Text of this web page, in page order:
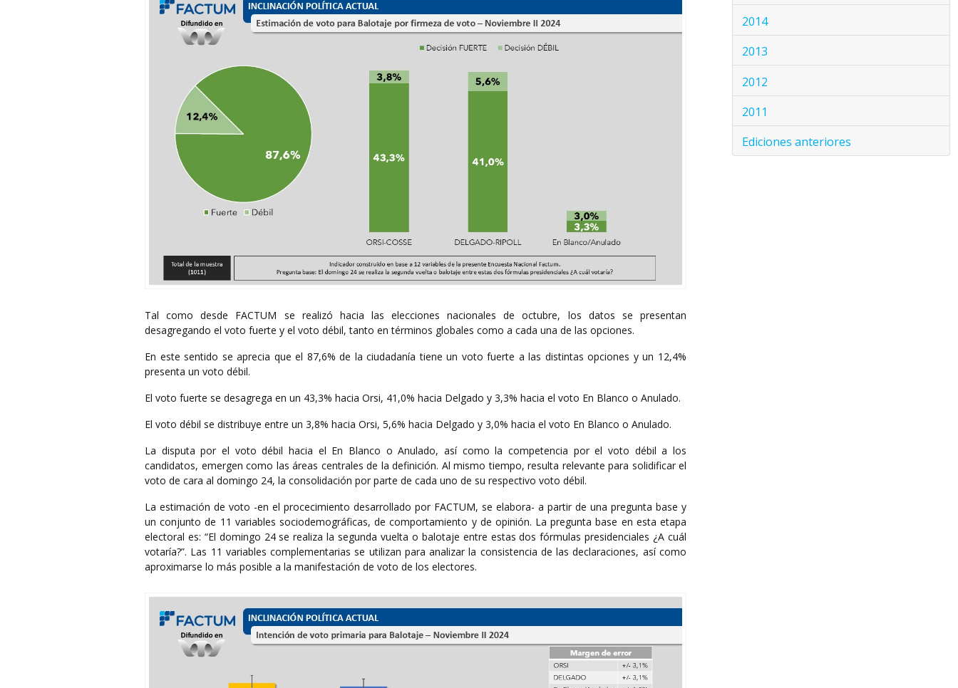
Tal como desde FACTUM se realizó hacia las elecciones nacionales de octubre, los datos se presentan
desagregando el voto fuerte y el voto débil, tanto en términos globales como a cada una de las opciones.
En este sentido se aprecia que el 87,6% de la ciudadanía tiene un voto fuerte a las distintas opciones y un 12,4%
presenta un voto débil.
El voto fuerte se desagrega en un 43,3% hacia Orsi, 41,0% hacia Delgado y 3,3% hacia el voto En Blanco o Anulado.
El voto débil se distribuye entre un 3,8% hacia Orsi, 5,6% hacia Delgado y 3,0% hacia el voto En Blanco o Anulado.
La disputa por el voto débil hacia el En Blanco o Anulado, así como la competencia por el voto débil a los
candidatos, emergen como las áreas centrales de la definición. Al mismo tiempo, resulta relevante para solidificar el
voto de cara al domingo 24, la consolidación por parte de cada uno de su respectivo voto débil.
La estimación de voto -en el procecimiento desarrollado por FACTUM, se elabora- a partir de una pregunta base y
un conjunto de 11 variables sociodemográficas, de comportamiento y de opinión. La pregunta base en esta etapa
electoral es: “El domingo 24 se realiza la segunda vuelta o balotaje entre estas dos fórmulas presidenciales ¿A cuál
votaría?”. Las 11 variables complementarias se utilizan para analizar la consistencia de las declaraciones, así como
aproximarse lo más posible a la manifestación de voto de los electores.
2014
2013
2012
2011
Ediciones anteriores